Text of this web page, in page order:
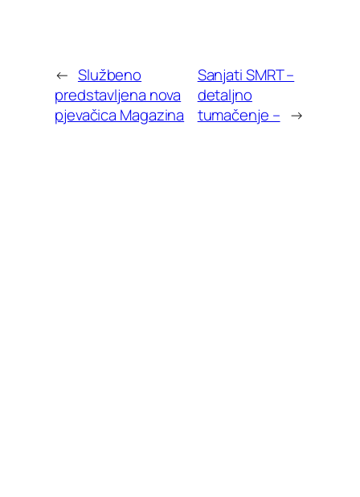
← Službeno
predstavljena nova
pjevačica Magazina
Sanjati SMRT –
detaljno
tumačenje – →